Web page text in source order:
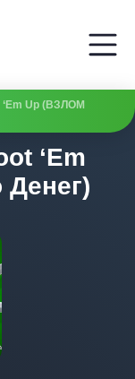
Up (ВЗЛОМ
‘Em